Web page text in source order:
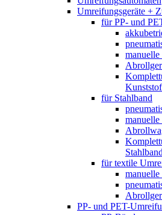
Umreifungsgeräte +
für PP- und
manuelle
für Stahlband
manuelle
Stahlband
für textile
manuelle
PP- und PET-